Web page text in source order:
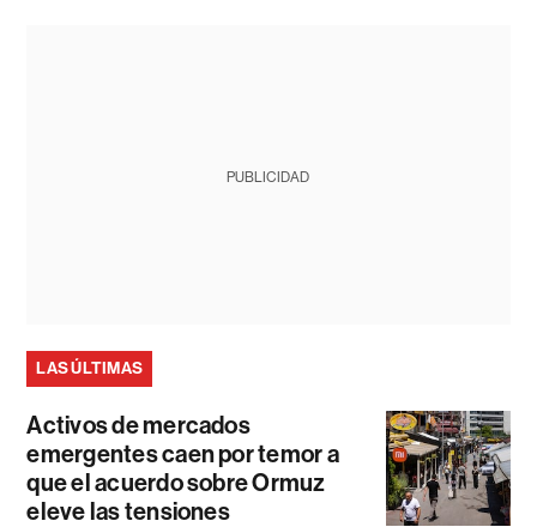
PUBLICIDAD
LAS ÚLTIMAS
Activos de mercados
emergentes caen por temor a
que el acuerdo sobre Ormuz
eleve las tensiones